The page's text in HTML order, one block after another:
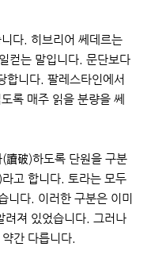
다. 히브리어 쎄데르는
컫는 말입니다. 문단보다
니다. 팔레스타인에서
록 매주 읽을 분량을 쎄
讀破)하도록 단원을 구분
고 합니다. 토라는 모두
니다. 이러한 구분은 이미
려져 있었습니다. 그러나
간 다릅니다.